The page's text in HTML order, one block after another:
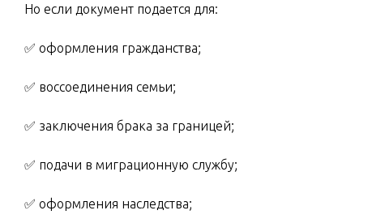
Но если документ подается для:
✅ оформления гражданства;
✅ воссоединения семьи;
✅ заключения брака за границей;
✅ подачи в миграционную службу;
✅ оформления наследства;